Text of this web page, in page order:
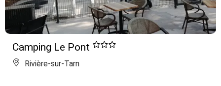
Camping Le Pont
Rivière-sur-Tarn